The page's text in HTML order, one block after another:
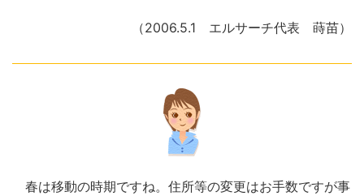
（2006.5.1 エルサーチ代表 蒔苗）
春は移動の時期ですね。住所等の変更はお手数ですが事